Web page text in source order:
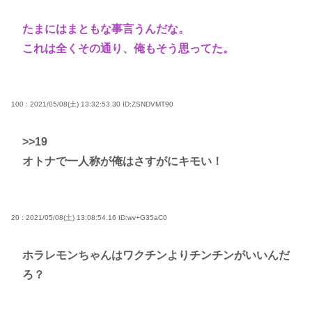
たまにはまともな事言うんだな。
これは全くその通り、俺もそう思ってた。
100 : 2021/05/08(土) 13:32:53.30 ID:ZSNDVMT90
>>19
オトナで一人称が俺はさすがにキモい！
20 : 2021/05/08(土) 13:08:54.16 ID:wv+G35aC0
ホラレモンちゃんはワクチンよりチンチンがいいんだ
ろ？